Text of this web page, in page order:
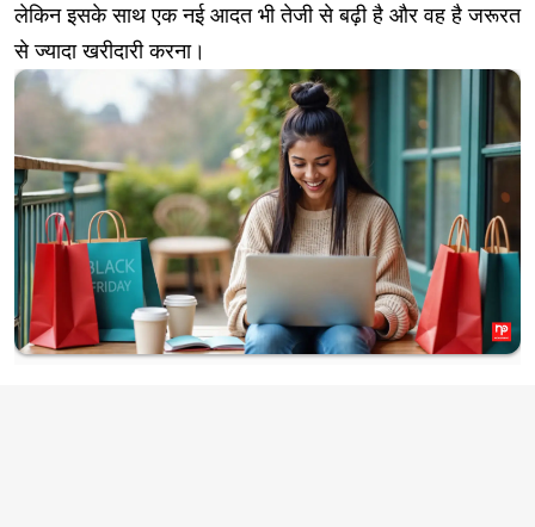
लेकिन इसके साथ एक नई आदत भी तेजी से बढ़ी है और वह है जरूरत
से ज्यादा खरीदारी करना।